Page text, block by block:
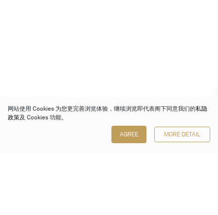
网站使用 Cookies 为您更完善浏览体验，继续浏览即代表阁下同意我们的私隐
政策及 Cookies 功能。
AGREE MORE DETAIL